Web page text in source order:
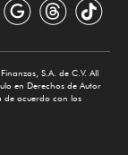
S.A. de C.V. All
en Derechos de Autor
de acuerdo con los